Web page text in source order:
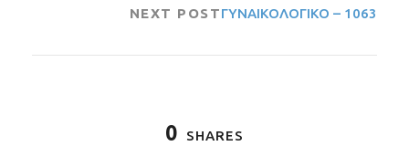
NEXT POSTΓΥΝΑΙΚΟΛΟΓΙΚΟ – 1063
0 SHARES